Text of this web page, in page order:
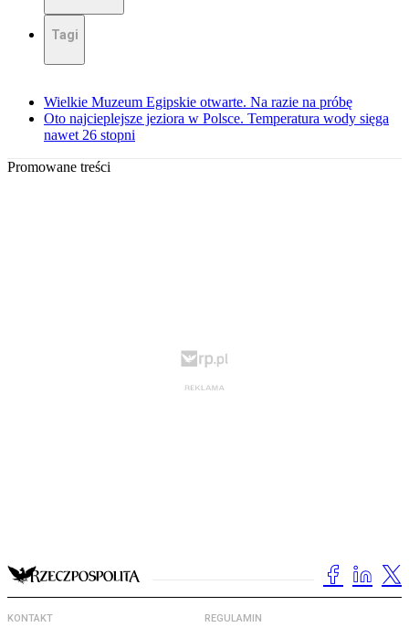
Tagi
Wielkie Muzeum Egipskie otwarte. Na razie na próbę
Oto najcieplejsze jeziora w Polsce. Temperatura wody sięga
nawet 26 stopni
Promowane treści
KONTAKT REGULAMIN